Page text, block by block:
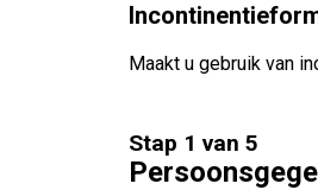
Maakt u gebruik van
Stap 1 van 5